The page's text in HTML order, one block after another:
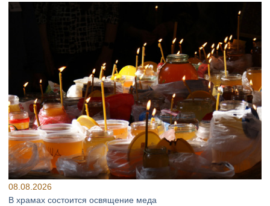
08.08.2026
В храмах состоится освящение меда